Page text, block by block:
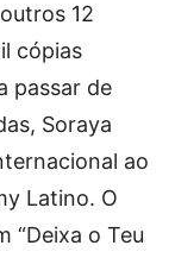
12
cópias
passar de
Soraya
ao
Latino. O
“Deixa o Teu